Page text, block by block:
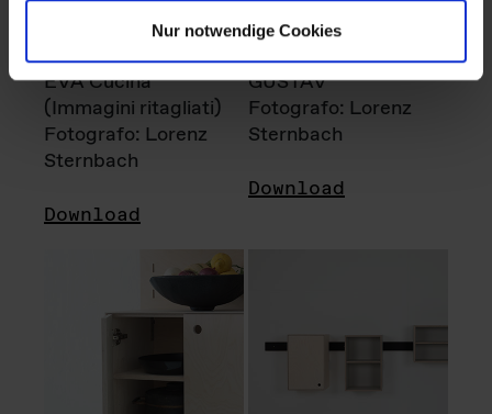
Nur notwendige Cookies
EVA Cucina
(Immagini ritagliati)
Fotografo: Lorenz
Sternbach
Download
GUSTAV
Fotografo: Lorenz
Sternbach
Download